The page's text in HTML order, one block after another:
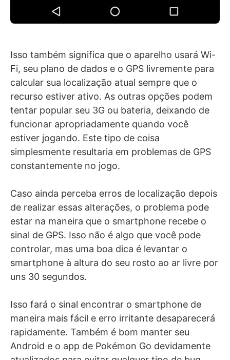
Isso também significa que o aparelho usará Wi-
Fi, seu plano de dados e o GPS livremente para
calcular sua localização atual sempre que o
recurso estiver ativo. As outras opções podem
tentar popular seu 3G ou bateria, deixando de
funcionar apropriadamente quando você
estiver jogando. Este tipo de coisa
simplesmente resultaria em problemas de GPS
constantemente no jogo.
Caso ainda perceba erros de localização depois
de realizar essas alterações, o problema pode
estar na maneira que o smartphone recebe o
sinal de GPS. Isso não é algo que você pode
controlar, mas uma boa dica é levantar o
smartphone à altura do seu rosto ao ar livre por
uns 30 segundos.
Isso fará o sinal encontrar o smartphone de
maneira mais fácil e erro irritante desaparecerá
rapidamente. Também é bom manter seu
Android e o app de Pokémon Go devidamente